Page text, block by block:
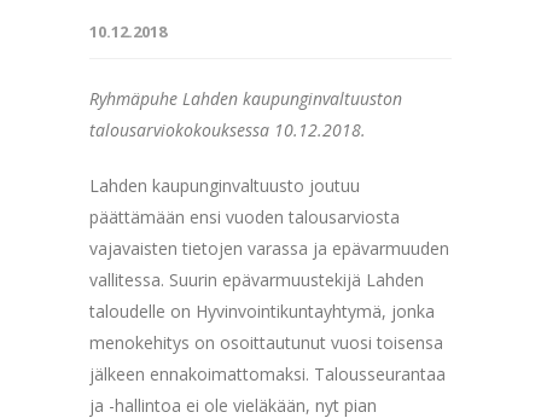
10.12.2018
Ryhmäpuhe Lahden kaupunginvaltuuston
talousarviokokouksessa 10.12.2018.
Lahden kaupunginvaltuusto joutuu
päättämään ensi vuoden talousarviosta
vajavaisten tietojen varassa ja epävarmuuden
vallitessa. Suurin epävarmuustekijä Lahden
taloudelle on Hyvinvointikuntayhtymä, jonka
menokehitys on osoittautunut vuosi toisensa
jälkeen ennakoimattomaksi. Talousseurantaa
ja -hallintoa ei ole vieläkään, nyt pian